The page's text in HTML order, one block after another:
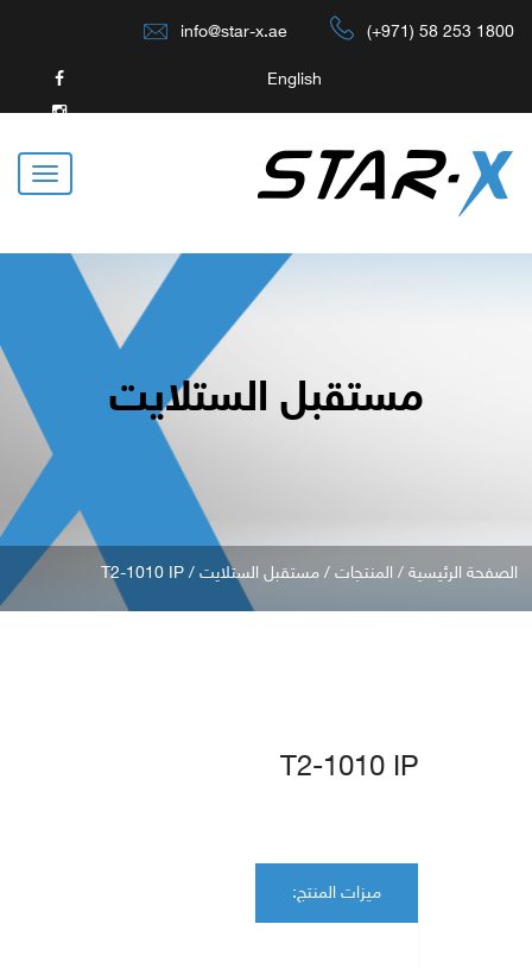
(+971) 58 253
info@star-x.ae
English
مستقبل الستلايت
الرئيسية/المنتجات/مستقبل الستلايت/ T2-1010 IP
T2-1010 IP
ميزات المنتج: